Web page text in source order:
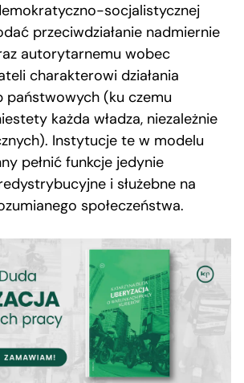
socjalistycznej
przeciwdziałanie nadmiernie
autorytarnemu wobec
charakterowi działania
państwowych (ku czemu
każda władza, niezależnie
Instytucje te w modelu
pełnić funkcje jedynie
i służebne na
społeczeństwa.